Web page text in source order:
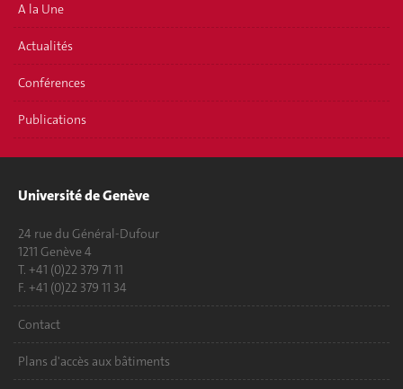
A la Une
Actualités
Conférences
Publications
Université de Genève
24 rue du Général-Dufour
1211 Genève 4
T. +41 (0)22 379 71 11
F. +41 (0)22 379 11 34
Contact
Plans d'accès aux bâtiments